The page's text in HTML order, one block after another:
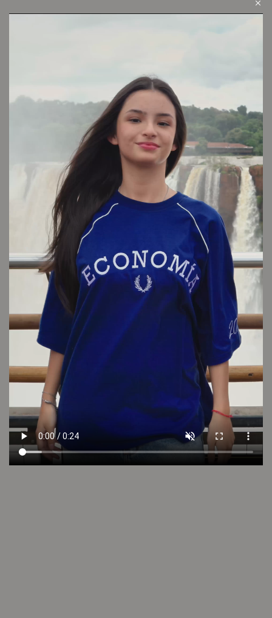
Conocé tu talle
Cuidado de la prenda
Consultar
Otros looks que podrían interesarte